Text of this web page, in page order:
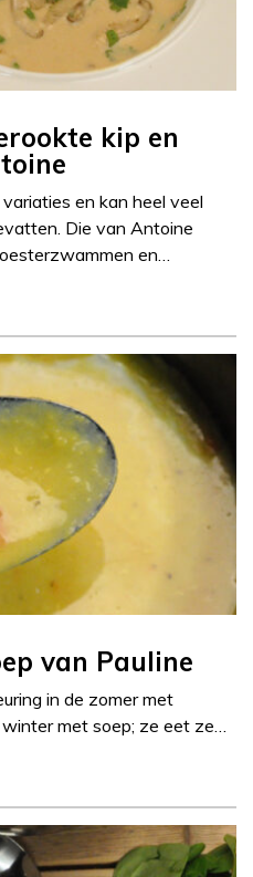
kip en
en kan heel veel
Die van Antoine
en…
van Pauline
in de zomer met
met soep; ze eet ze…